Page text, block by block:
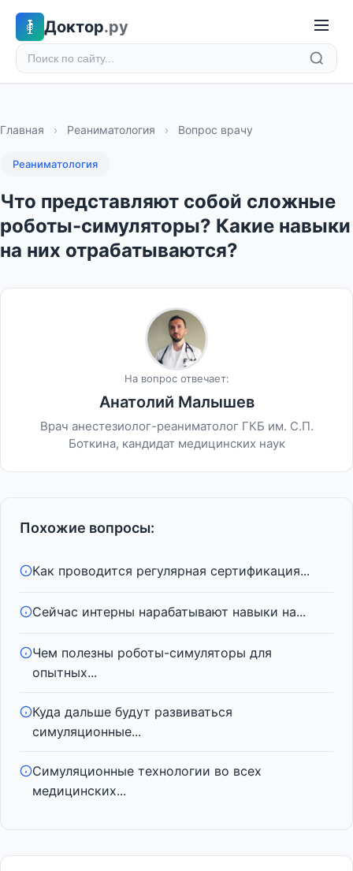
Доктор.ру
Главная › Реаниматология › Вопрос врачу
Реаниматология
Что представляют собой сложные
роботы-симуляторы? Какие навыки
на них отрабатываются?
На вопрос отвечает:
Анатолий Малышев
Врач анестезиолог-реаниматолог ГКБ им. С.П.
Боткина, кандидат медицинских наук
Похожие вопросы:
Как проводится регулярная сертификация...
Сейчас интерны нарабатывают навыки на...
Чем полезны роботы-симуляторы для
опытных...
Куда дальше будут развиваться
симуляционные...
Симуляционные технологии во всех
медицинских...